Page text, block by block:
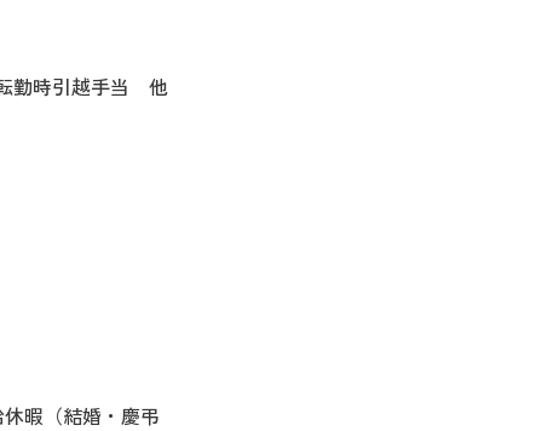
勤時引越手当 他
暇（結婚・慶弔